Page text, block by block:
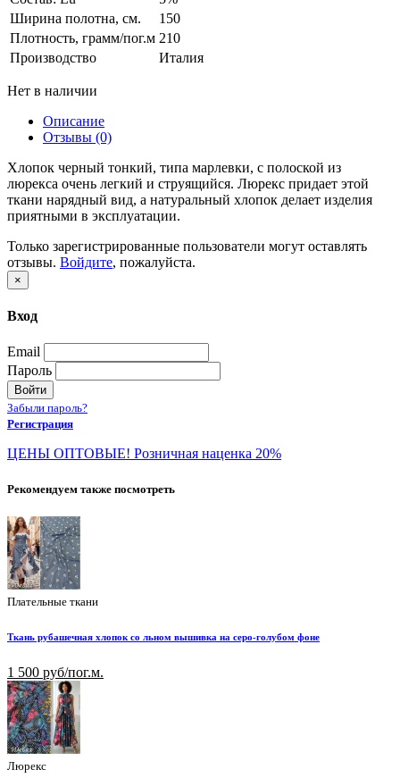
Ширина полотна, см.
150
Плотность, грамм/пог.м 210
Производство
Италия
Нет в наличии
Описание
Отзывы (0)
Хлопок черный тонкий, типа марлевки, с полоской из
люрекса очень легкий и струящийся. Люрекс придает этой
ткани нарядный вид, а натуральный хлопок делает изделия
приятными в эксплуатации.
Только зарегистрированные пользователи могут оставлять
отзывы. Войдите, пожалуйста.
×
Вход
Email
Пароль
Войти
Забыли пароль?
Регистрация
ЦЕНЫ ОПТОВЫЕ! Розничная наценка 20%
Рекомендуем также посмотреть
Плательные ткани
Ткань рубашечная хлопок со льном вышивка на серо-голубом фоне
1 500 руб/пог.м.
Люрекс